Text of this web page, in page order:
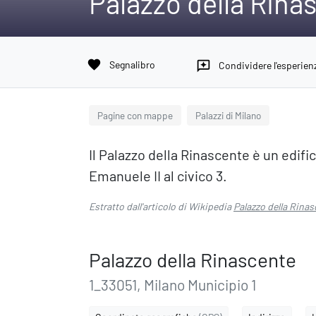
favorite Segnalibro reviews Condividere
Pagine con mappe Palazzi di Milano
Il Palazzo della Rinascente è un
Emanuele II al civico 3.
Estratto dall'articolo di WikipediaPalazzo della
Palazzo della Rinascente
1_33051, Milano Municipio 1